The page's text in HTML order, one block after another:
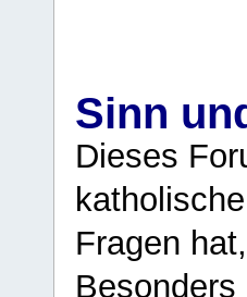
Sinn
Dieses
Fragen